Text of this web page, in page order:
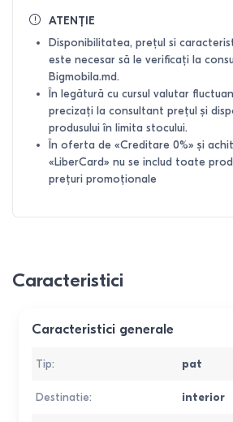
ATENȚIE
Disponibilitatea, prețul si
este necesar să le verificați la
Bigmobila.md.
În legătură cu cursul valutar
precizați la consultant prețul și
produsului în limita stocului.
În oferta de «Creditare 0%» și
«LiberCard» nu se includ toate
prețuri promoționale
Caracteristici
Caracteristici generale
Tip: pat
Destinatie: interior